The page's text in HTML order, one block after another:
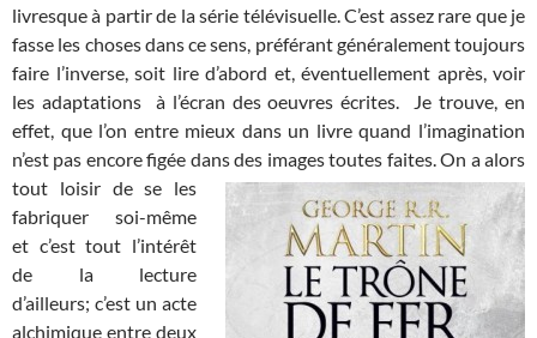
livresque à partir de la série télévisuelle. C’est assez rare que je
fasse les choses dans ce sens, préférant généralement toujours
faire l’inverse, soit lire d’abord et, éventuellement après, voir
les adaptations à l’écran des oeuvres écrites. Je trouve, en
effet, que l’on entre mieux dans un livre quand l’imagination
n’est pas encore figée dans des imagestoutes faites. On a alors
tout loisir de se les
fabriquer soi-même
et c’est tout l’intérêt
de la lecture
d’ailleurs; c’est un acte
alchimique entre deux